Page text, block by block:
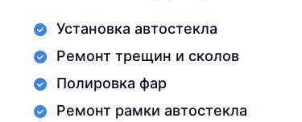
Установка автостекла
Ремонт трещин и сколов
Полировка фар
Ремонт рамки автостекла